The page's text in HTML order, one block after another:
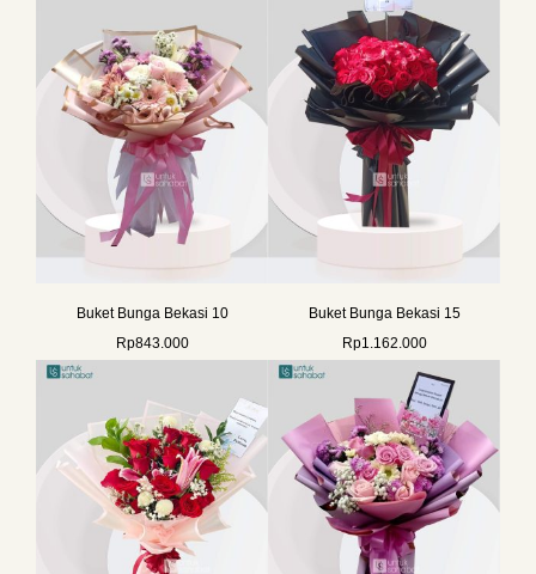
Buket Bunga Bekasi 10
Rp843.000
Buket Bunga Bekasi 15
Rp1.162.000